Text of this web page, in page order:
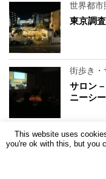
世界都市
東京調
街歩き・
サロン
ニーシ
世界都市
ニュー
This website uses
you're ok with this, but you